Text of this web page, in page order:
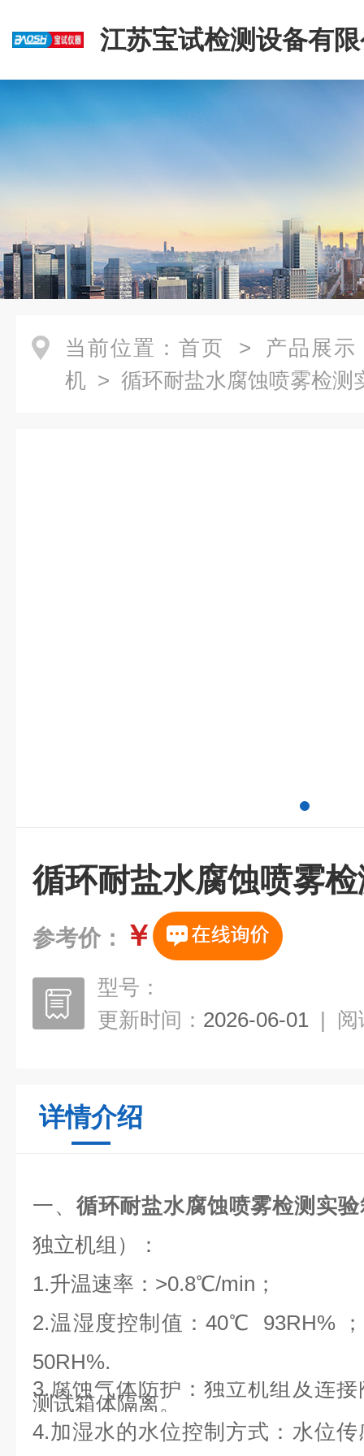
江苏宝试检测设备有
当前位置： 首页 > 产品展示
机 > 循环耐盐水腐蚀喷雾检测
循环耐盐水腐蚀喷雾
参考价： ￥
型号：
更新时间： 2026-06-01 | 阅
详情介绍
一、 循环耐盐水腐蚀喷雾检测实
独立机组）：
1.升温速率：>0.8℃/min；
2.温湿度控制值：40℃ 93RH%
50RH%.
3.腐蚀气体防护：独立机组及连
测试箱体隔离。
4.加湿水的水位控制方式：水位